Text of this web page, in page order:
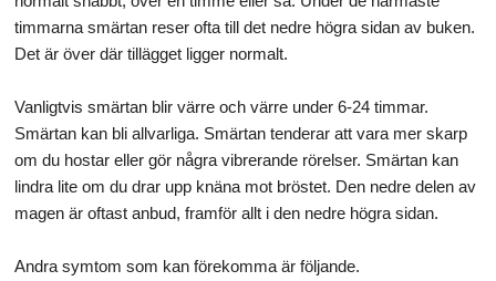
timmarna smärtan reser ofta till det nedre högra sidan av buken.
Det är över där tillägget ligger normalt.
Vanligtvis smärtan blir värre och värre under 6-24 timmar.
Smärtan kan bli allvarliga. Smärtan tenderar att vara mer skarp
om du hostar eller gör några vibrerande rörelser. Smärtan kan
lindra lite om du drar upp knäna mot bröstet. Den nedre delen av
magen är oftast anbud, framför allt i den nedre högra sidan.
Andra symtom som kan förekomma är följande.